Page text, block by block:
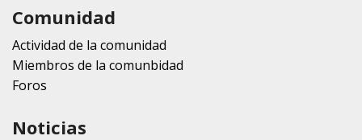
Comunidad
Actividad de la comunidad
Miembros de la comunbidad
Foros
Noticias